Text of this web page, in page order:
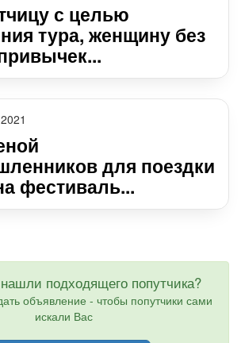
с целью
тура, женщину без
для поездки
фестиваль...
подходящего попутчика?
объявление - чтобы попутчики сами
искали Вас